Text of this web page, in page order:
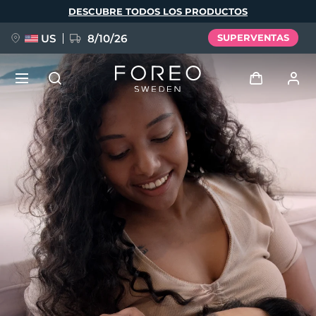
DESCUBRE TODOS LOS PRODUCTOS
US 8/10/26 SUPERVENTAS
Iniciar sesión
Perfil de usuario
Mis dispositivos
Mis pedidos
Mis direcciones
Mis suscripciones
NUEVO
FAQ™ Pure Beauty-Tech Elixir
BREAKING NEWS
issa™ Teeth Whitening Set
Idioma
English Deutsch
Español
Français
Italiano
Português
Polski
Svenska
Русский
Türkçe
简体中文 繁體中文